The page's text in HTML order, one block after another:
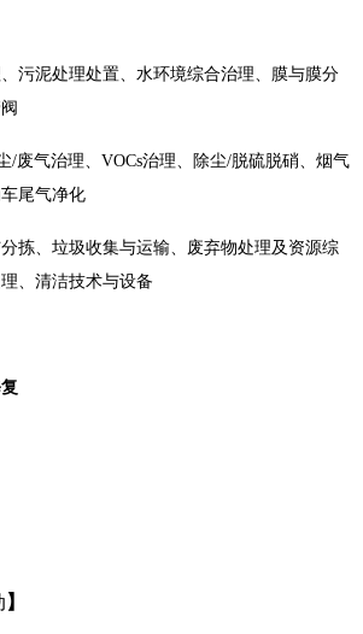
污泥处理处置、水环境综合治理、膜与膜分
/废气治理、VOCs治理、除尘/脱硫脱硝、烟气
尾气净化
拣、垃圾收集与运输、废弃物处理及资源综
、清洁技术与设备
】